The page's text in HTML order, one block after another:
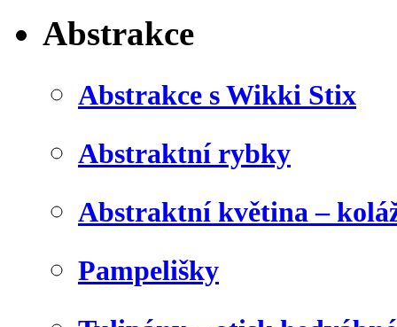
Abstrakce
Abstrakce s Wikki Stix
Abstraktní rybky
Abstraktní květina –
Pampelišky